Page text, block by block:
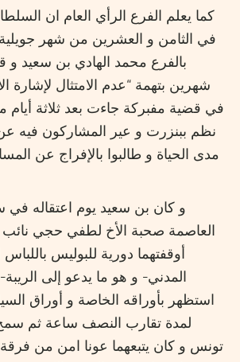
كما يعلم الفرع الرأي العام ان
في الثامن و العشرين من شهر
بالفرع محمد الهادي بن سعيد
شهرين بتهمة “عدم الامتثال لإشارة
في قضية مفبركة جاءت بعد ثلاثة
نظم ببنزرت و عير المشاركون فيه
مدى الحياة و طالبوا بالإفراج عن
و كان بن سعيد يوم اعتقاله في
العاصمة صحبة الأخ لطفي حجي
أوقفتهما دورية للبوليس
المدني- و هو ما يدعو إلى
استظهر بأوراقه الخاصة و أوراق
لمدة تقارب النصف ساعة ثم سمح
تونس و كان يتبعهما عونا امن من فرقة